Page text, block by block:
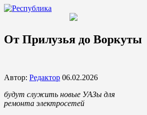
От Прилузья до Воркуты
Автор: Редактор 06.02.2026
будут служить новые УАЗы для
ремонта электросетей